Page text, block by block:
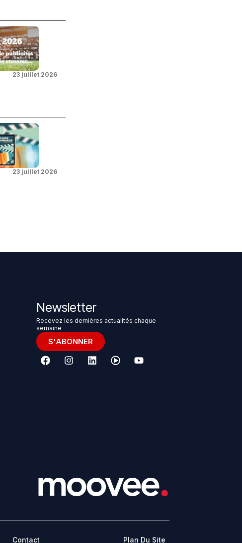
23 juillet 2026
23 juillet 2026
Newsletter
Recevez les dernières actualités chaque
semaine
S'ABONNER
Contact Plan Du Site